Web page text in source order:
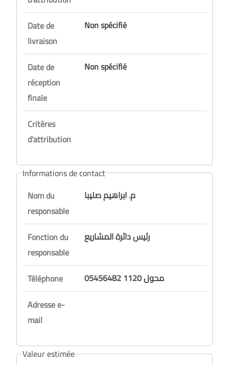
Date de
livraison
Non spécifié
Date de
réception
finale
Non spécifié
Critères
d'attribution
Informations de contact
Nom du
responsable
م. ابراهيم صليبا
Fonction du
responsable
رئيس دائرة المشاريع
Téléphone
05456482 محول 1120
Adresse e-
mail
Valeur estimée